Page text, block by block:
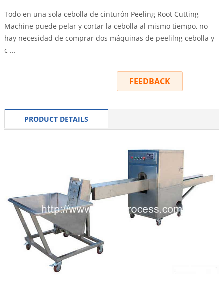
Todo en una sola cebolla de cinturón Peeling Root Cutting
Machine puede pelar y cortar la cebolla al mismo tiempo, no
hay necesidad de comprar dos máquinas de peelilng cebolla y
c ...
FEEDBACK
PRODUCT DETAILS